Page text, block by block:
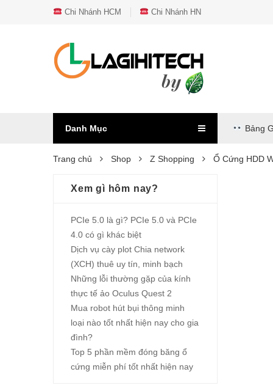
Chi Nhánh HCM Chi Nhánh HN
Danh Mục Bảng
Trang chủ Shop Z Shopping Ổ Cứng HDD
Xem gì hôm nay?
PCIe 5.0 là gì? PCIe 5.0 và PCIe
4.0 có gì khác biệt
Dịch vụ cày plot Chia network
(XCH) thuê uy tín, minh bạch
Những lỗi thường gặp của kính
thực tế ảo Oculus Quest 2
Mua robot hút bụi thông minh
loại nào tốt nhất hiện nay cho gia
đình?
Top 5 phần mềm đóng băng ổ
cứng miễn phí tốt nhất hiện nay